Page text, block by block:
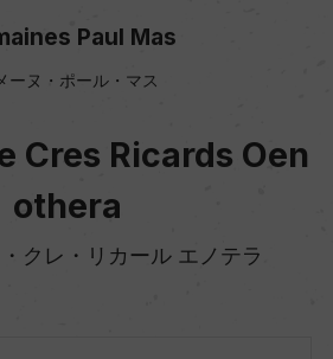
Paul Mas
ーヌ・ポール・マス
Cres Ricards Oen
othera
クレ・リカール エノテラ